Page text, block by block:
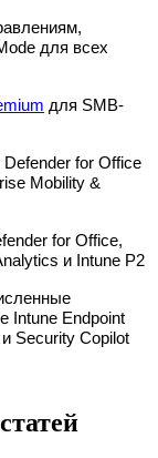
для всех
для SMB-
Defender for Office
Mobility &
for Office,
и Intune P2
Intune Endpoint
Security Copilot